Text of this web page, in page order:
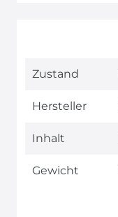
Technisches
Wert
Zustand
Hersteller
Inhalt
Gewicht